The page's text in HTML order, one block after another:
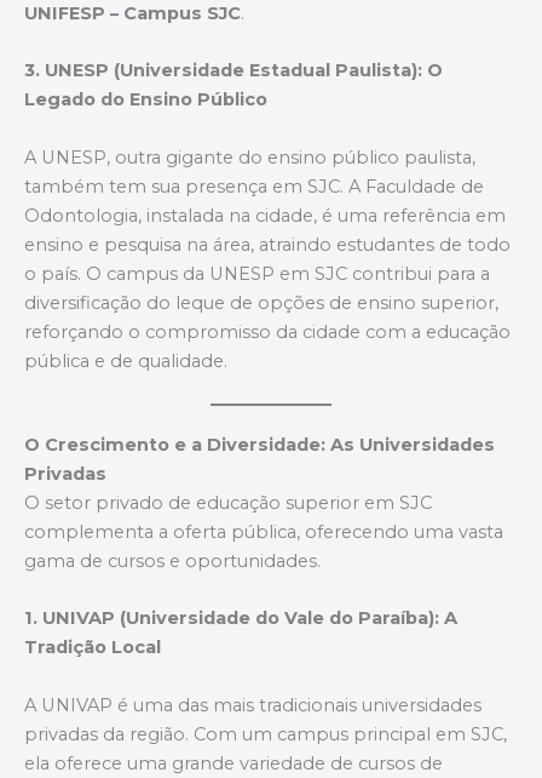
UNIFESP – Campus SJC.
3. UNESP (Universidade Estadual Paulista): O
Legado do Ensino Público
A UNESP, outra gigante do ensino público paulista,
também tem sua presença em SJC. A Faculdade de
Odontologia, instalada na cidade, é uma referência em
ensino e pesquisa na área, atraindo estudantes de todo
o país. O campus da UNESP em SJC contribui para a
diversificação do leque de opções de ensino superior,
reforçando o compromisso da cidade com a educação
pública e de qualidade.
O Crescimento e a Diversidade: As Universidades
Privadas
O setor privado de educação superior em SJC
complementa a oferta pública, oferecendo uma vasta
gama de cursos e oportunidades.
1. UNIVAP (Universidade do Vale do Paraíba): A
Tradição Local
A UNIVAP é uma das mais tradicionais universidades
privadas da região. Com um campus principal em SJC,
ela oferece uma grande variedade de cursos de